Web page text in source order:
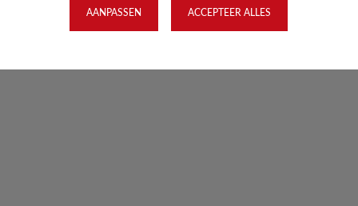
AANPASSEN ACCEPTEER ALLES